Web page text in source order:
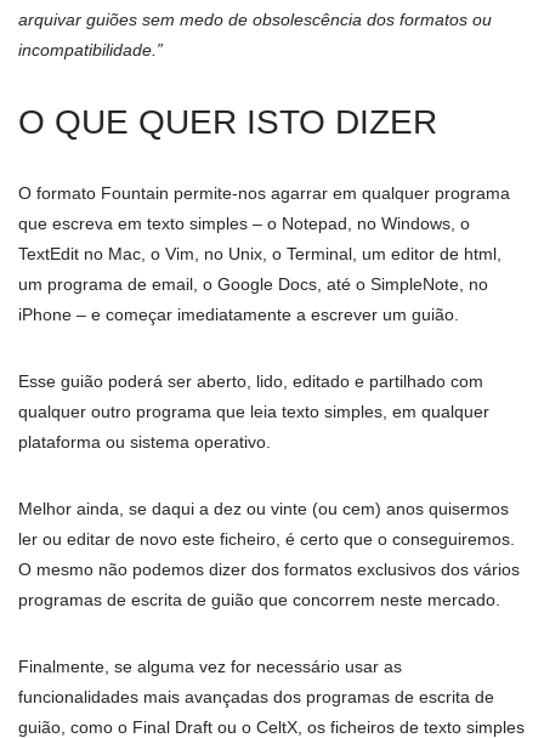
arquivar guiões sem medo de obsolescência dos formatos ou
incompatibilidade.”
O QUE QUER ISTO DIZER
O formato Fountain permite-nos agarrar em qualquer programa
que escreva em texto simples – o Notepad, no Windows, o
TextEdit no Mac, o Vim, no Unix, o Terminal, um editor de html,
um programa de email, o Google Docs, até o SimpleNote, no
iPhone – e começar imediatamente a escrever um guião.
Esse guião poderá ser aberto, lido, editado e partilhado com
qualquer outro programa que leia texto simples, em qualquer
plataforma ou sistema operativo.
Melhor ainda, se daqui a dez ou vinte (ou cem) anos quisermos
ler ou editar de novo este ficheiro, é certo que o conseguiremos.
O mesmo não podemos dizer dos formatos exclusivos dos vários
programas de escrita de guião que concorrem neste mercado.
Finalmente, se alguma vez for necessário usar as
funcionalidades mais avançadas dos programas de escrita de
guião, como o Final Draft ou o CeltX, os ficheiros de texto simples